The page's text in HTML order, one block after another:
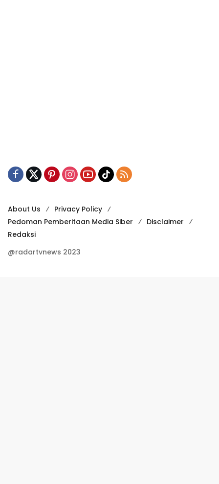
About Us
Privacy Policy
Pedoman Pemberitaan Media Siber
Disclaimer
Redaksi
@radartvnews 2023